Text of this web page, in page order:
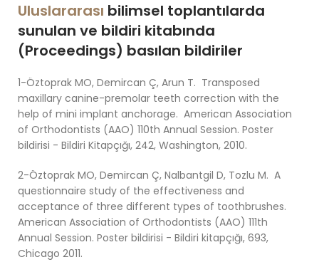
Uluslararası bilimsel toplantılarda
sunulan ve bildiri kitabında
(Proceedings) basılan bildiriler
1-Öztoprak MO, Demircan Ç, Arun T. Transposed
maxillary canine-premolar teeth correction with the
help of mini implant anchorage. American Association
of Orthodontists (AAO) 110th Annual Session. Poster
bildirisi - Bildiri Kitapçığı, 242, Washington, 2010.
2-Öztoprak MO, Demircan Ç, Nalbantgil D, Tozlu M. A
questionnaire study of the effectiveness and
acceptance of three different types of toothbrushes.
American Association of Orthodontists (AAO) 111th
Annual Session. Poster bildirisi - Bildiri kitapçığı, 693,
Chicago 2011.